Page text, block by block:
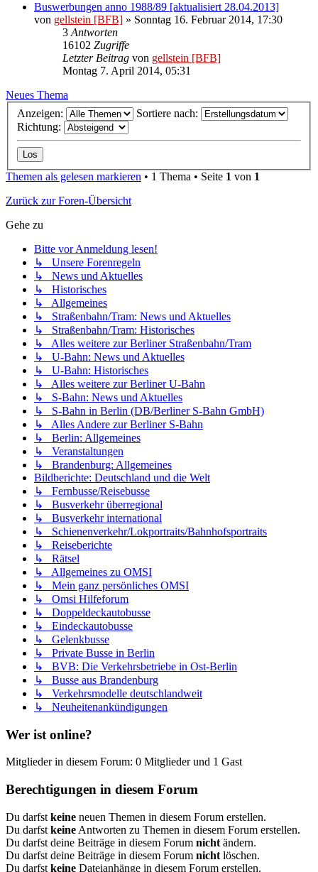
Buswerbungen anno 1988/89 [aktualisiert 28.04.2013]
von gellstein [BFB] » Sonntag 16. Februar 2014, 17:30
3Antworten
16102 Zugriffe
Letzter Beitrag von gellstein [BFB]
Montag 7. April 2014, 05:31
Neues Thema
Anzeigen:
Sortiere nach:
Richtung:
Themen als gelesen markieren • 1 Thema • Seite 1 von 1
Zurück zur Foren-Übersicht
Gehe zu
Bitte vor Anmeldung lesen!
↳ Unsere Forenregeln
↳ News und Aktuelles
↳ Historisches
↳ Allgemeines
↳ Straßenbahn/Tram: News und Aktuelles
↳ Straßenbahn/Tram: Historisches
↳ Alles weitere zur Berliner Straßenbahn/Tram
↳ U-Bahn: News und Aktuelles
↳ U-Bahn: Historisches
↳ Alles weitere zur Berliner U-Bahn
↳ S-Bahn: News und Aktuelles
↳ S-Bahn in Berlin (DB/Berliner S-Bahn GmbH)
↳ Alles Andere zur Berliner S-Bahn
↳ Berlin: Allgemeines
↳ Veranstaltungen
↳ Brandenburg: Allgemeines
Bildberichte: Deutschland und die Welt
↳ Fernbusse/Reisebusse
↳ Busverkehr überregional
↳ Busverkehr international
↳ Schienenverkehr/Lokportraits/Bahnhofsportraits
↳ Reiseberichte
↳ Rätsel
↳ Allgemeines zu OMSI
↳ Mein ganz persönliches OMSI
↳ Omsi Hilfeforum
↳ Doppeldeckautobusse
↳ Eindeckautobusse
↳ Gelenkbusse
↳ Private Busse in Berlin
↳ BVB: Die Verkehrsbetriebe in Ost-Berlin
↳ Busse aus Brandenburg
↳ Verkehrsmodelle deutschlandweit
↳ Neuheitenankündigungen
Wer ist online?
Mitglieder in diesem Forum: 0 Mitglieder und 1 Gast
Berechtigungen in diesem Forum
Du darfst keine neuen Themen in diesem Forum erstellen.
Du darfst keine Antworten zu Themen in diesem Forum erstellen.
Du darfst deine Beiträge in diesem Forum nicht ändern.
Du darfst deine Beiträge in diesem Forum nicht löschen.
Du darfst keine Dateianhänge in diesem Forum erstellen.